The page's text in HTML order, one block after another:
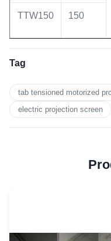
TTW150 150
Tag
tab tensioned motorized
electric projection screen